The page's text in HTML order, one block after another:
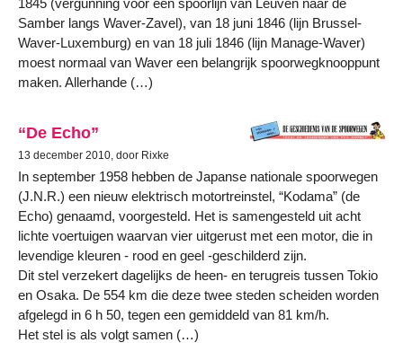
1845 (vergunning voor een spoorlijn van Leuven naar de
Samber langs Waver-Zavel), van 18 juni 1846 (lijn Brussel-
Waver-Luxemburg) en van 18 juli 1846 (lijn Manage-Waver)
moest normaal van Waver een belangrijk spoorwegknooppunt
maken. Allerhande (…)
“De Echo”
13 december 2010, door Rixke
In september 1958 hebben de Japanse nationale spoorwegen
(J.N.R.) een nieuw elektrisch motortreinstel, “Kodama” (de
Echo) genaamd, voorgesteld. Het is samengesteld uit acht
lichte voertuigen waarvan vier uitgerust met een motor, die in
levendige kleuren - rood en geel -geschilderd zijn.
Dit stel verzekert dagelijks de heen- en terugreis tussen Tokio
en Osaka. De 554 km die deze twee steden scheiden worden
afgelegd in 6 h 50, tegen een gemiddeld van 81 km/h.
Het stel is als volgt samen (…)